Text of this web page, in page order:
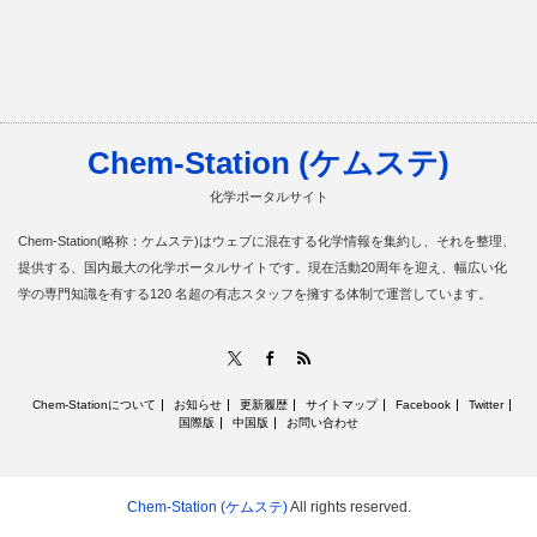
Chem-Station (ケムステ)
化学ポータルサイト
Chem-Station(略称：ケムステ)はウェブに混在する化学情報を集約し、それを整理、
提供する、国内最大の化学ポータルサイトです。現在活動20周年を迎え、幅広い化
学の専門知識を有する120 名超の有志スタッフを擁する体制で運営しています。
Facebook
Chem-Stationについて お知らせ 更新履歴 サイトマップ Facebook
Twitter
国際版
中国版 お問い合わせ
Chem-Station (ケムステ)All rights reserved.